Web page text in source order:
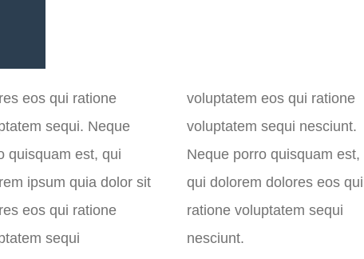
eos qui ratione
sequi. Neque
quisquam est, qui
ipsum quia dolor sit
eos qui ratione
sequi
voluptatem eos qui ratione
voluptatem sequi nesciunt.
Neque porro quisquam est,
qui dolorem dolores eos qui
ratione voluptatem sequi
nesciunt.